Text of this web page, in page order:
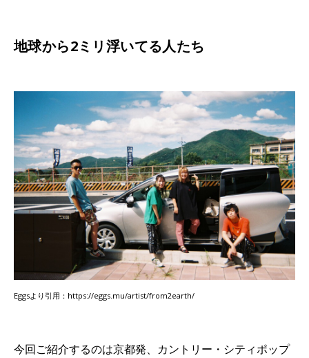
地球から2ミリ浮いてる人たち
Eggsより引用：https://eggs.mu/artist/from2earth/
今回ご紹介するのは京都発、カントリー・シティポップ